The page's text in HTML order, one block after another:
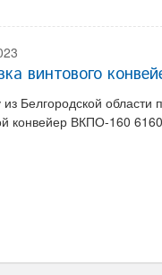
винтового
из Белгородской
конвейер ВКПО-160